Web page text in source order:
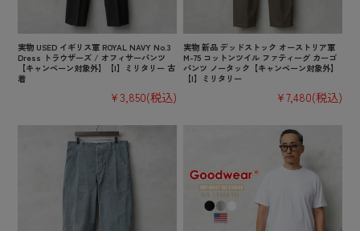
実物 USED イギリス軍 ROYAL NAVY No.3
Dress トラウザーズ / オフィサーパンツ
【キャンペーン対象外】【I】ミリタリー 古
着
¥3,850(税込)
実物 新品 デッドストック オーストリア軍
M-75 コットンツイル ファティーグ カーゴ
パンツ ノータック【キャンペーン対象外】
【I】ミリタリー
¥7,480(税込)